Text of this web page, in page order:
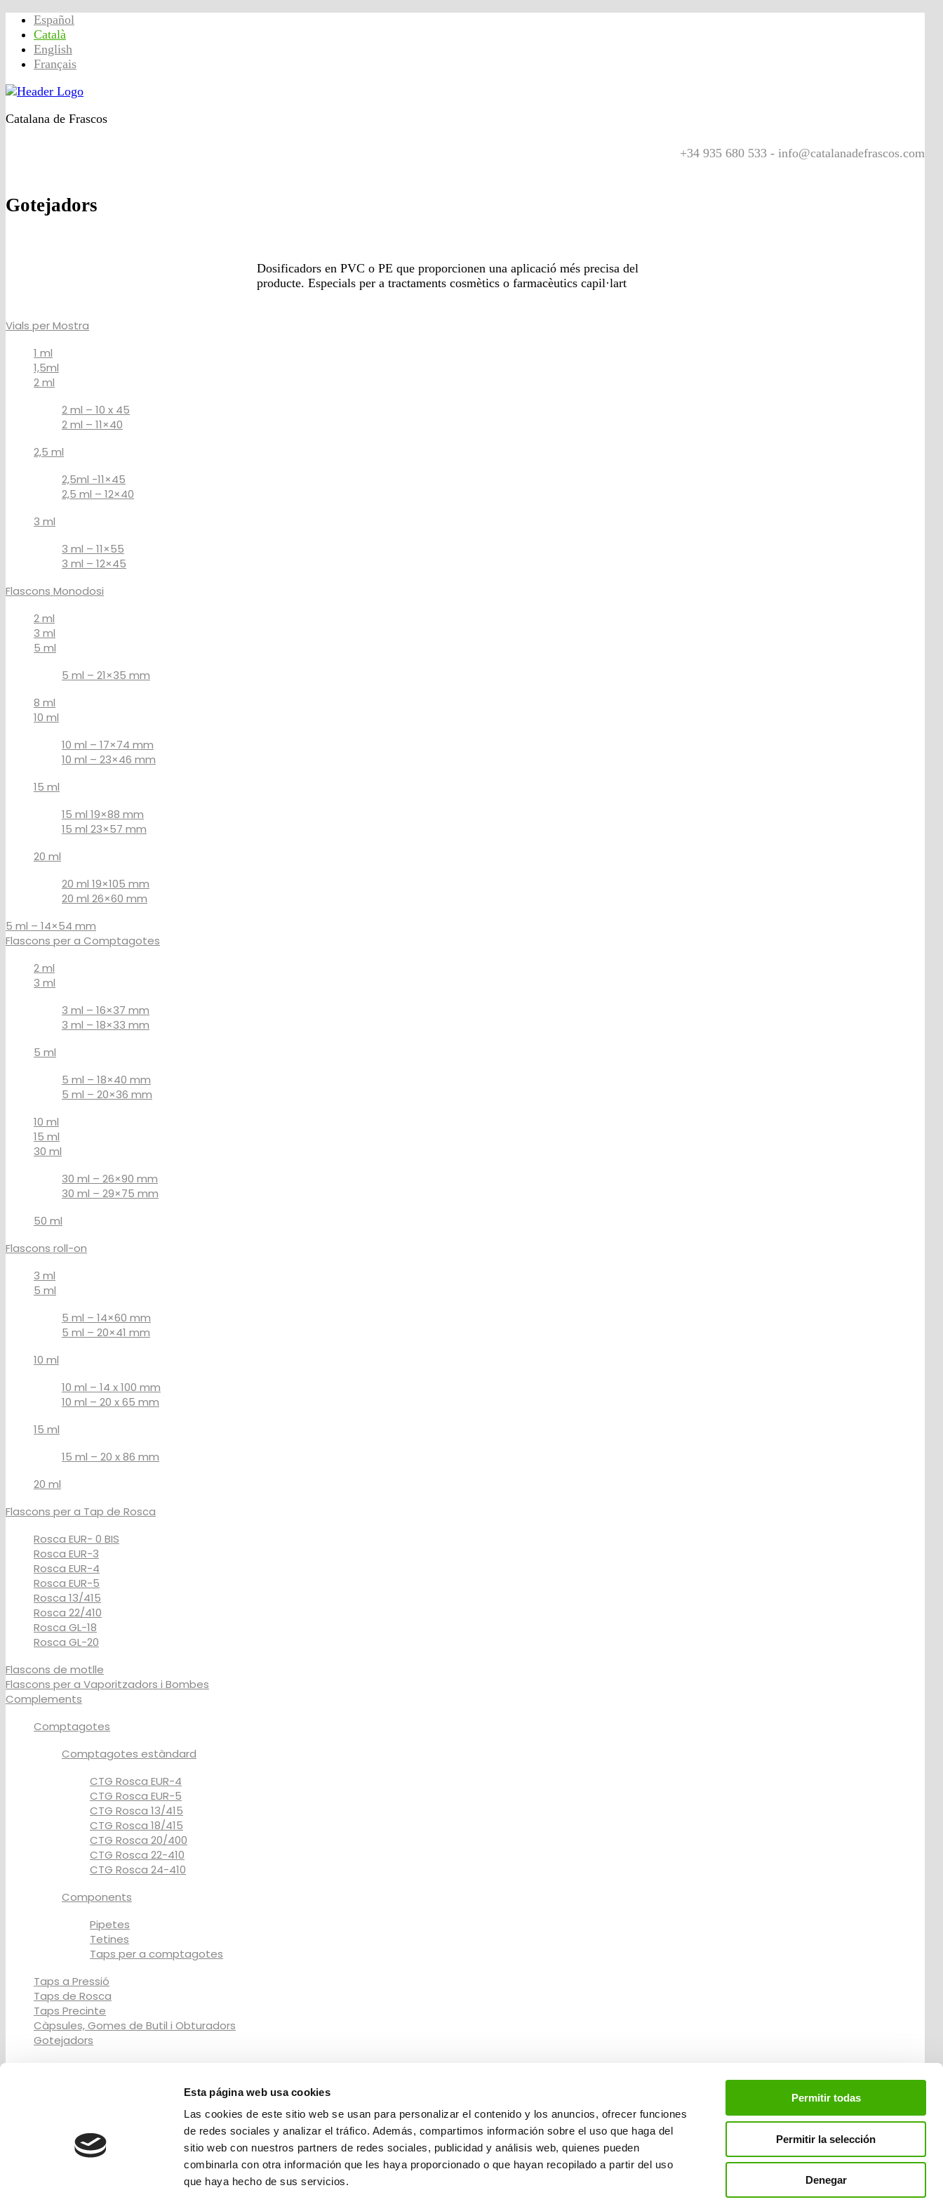
Esta página web usa cookies
Las cookies de este sitio web se usan para personalizar el contenido y los anuncios, ofrecer funciones
de redes sociales y analizar el tráfico. Además, compartimos información sobre el uso que haga del
sitio web con nuestros partners de redes sociales, publicidad y análisis web, quienes pueden
combinarla con otra información que les haya proporcionado o que hayan recopilado a partir del uso
que haya hecho de sus servicios.
Permitir todas
Permitir la selección
Denegar
Español
Català
English
Français
Catalana de Frascos
+34 935 680 533 - info@catalanadefrascos.com
Gotejadors
Dosificadors en PVC o PE que proporcionen una aplicació més precisa del
producte. Especials per a tractaments cosmètics o farmacèutics capil·lart
Vials per Mostra
1 ml
1,5ml
2 ml
2 ml – 10 x 45
2 ml – 11×40
2,5 ml
2,5ml -11×45
2,5 ml – 12×40
3 ml
3 ml – 11×55
3 ml – 12×45
Flascons Monodosi
2 ml
3 ml
5 ml
5 ml – 21×35 mm
8 ml
10 ml
10 ml – 17×74 mm
10 ml – 23×46 mm
15 ml
15 ml 19×88 mm
15 ml 23×57 mm
20 ml
20 ml 19×105 mm
20 ml 26×60 mm
5 ml – 14×54 mm
Flascons per a Comptagotes
2 ml
3 ml
3 ml – 16×37 mm
3 ml – 18×33 mm
5 ml
5 ml – 18×40 mm
5 ml – 20×36 mm
10 ml
15 ml
30 ml
30 ml – 26×90 mm
30 ml – 29×75 mm
50 ml
Flascons roll-on
3 ml
5 ml
5 ml – 14×60 mm
5 ml – 20×41 mm
10 ml
10 ml – 14 x 100 mm
10 ml – 20 x 65 mm
15 ml
15 ml – 20 x 86 mm
20 ml
Flascons per a Tap de Rosca
Rosca EUR- 0 BIS
Rosca EUR-3
Rosca EUR-4
Rosca EUR-5
Rosca 13/415
Rosca 22/410
Rosca GL-18
Rosca GL-20
Flascons de motlle
Flascons per a Vaporitzadors i Bombes
Complements
Comptagotes
Comptagotes estàndard
CTG Rosca EUR-4
CTG Rosca EUR-5
CTG Rosca 13/415
CTG Rosca 18/415
CTG Rosca 20/400
CTG Rosca 22-410
CTG Rosca 24-410
Components
Pipetes
Tetines
Taps per a comptagotes
Taps a Pressió
Taps de Rosca
Taps Precinte
Càpsules, Gomes de Butil i Obturadors
Gotejadors
Termo-Gravat
Tampografía
Aviso Legal